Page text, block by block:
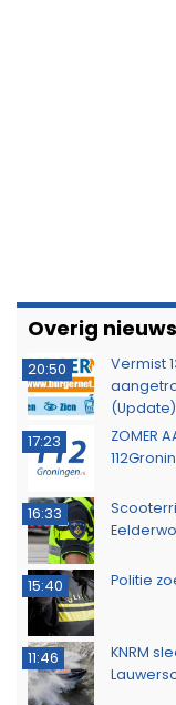
Overig nieuws
20:50
Vermist
(Update)
17:23
ZOMER
16:33
15:40 Politie
11:46
KNRM